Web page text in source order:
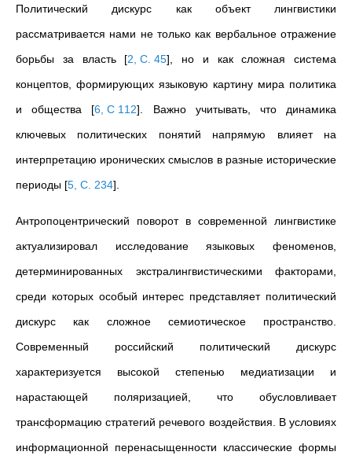
Политический дискурс как объект лингвистики
рассматривается нами не только как вербальное отражение
борьбы за власть [2, С. 45] , но и как сложная система
концептов, формирующих языковую картину мира политика
и общества [6, С 112] . Важно учитывать, что динамика
ключевых политических понятий напрямую влияет на
интерпретацию иронических смыслов в разные исторические
периоды [5, С. 234]
Антропоцентрический поворот в современной лингвистике
актуализировал исследование языковых феноменов,
детерминированных экстралингвистическими факторами,
среди которых особый интерес представляет политический
дискурс как сложное семиотическое пространство.
Современный российский политический дискурс
характеризуется высокой степенью медиатизации и
нарастающей поляризацией, что обусловливает
трансформацию стратегий речевого воздействия. В условиях
информационной перенасыщенности классические формы